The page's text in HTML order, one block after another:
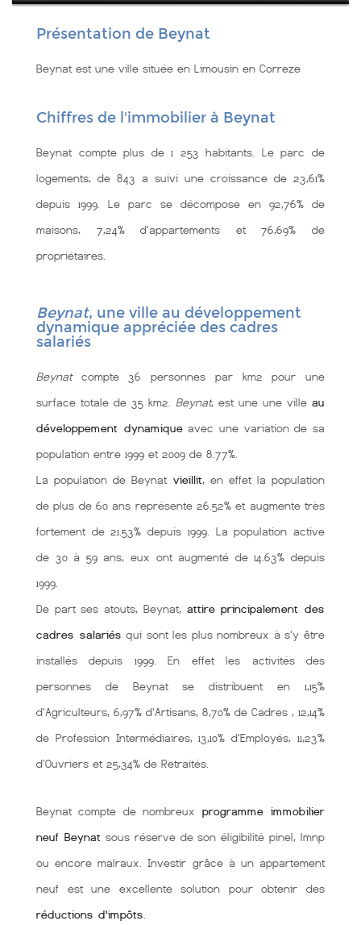
Présentation de Beynat
Beynat est une ville située en Limousin en Correze
Chiffres de l'immobilier à Beynat
Beynat compte plus de 1 253 habitants. Le parc de
logements, de 843 a suivi une croissance de 23,61%
depuis 1999. Le parc se décompose en 92,76% de
maisons, 7,24% d'appartements et 76,69% de
propriétaires.
Beynat, une ville au développement
dynamique appréciée des cadres
salariés
Beynatcompte 36 personnes par km2 pour une
surface totale de 35 km2. Beynat, est une une ville au
développement dynamiqueavec une variation de sa
population entre 1999 et 2009 de 8.77%.
La population de Beynat vieillit, en effet la population
de plus de 60 ans représente 26.52% et augmente très
fortement de 21.53% depuis 1999. La population active
de 30 à 59 ans, eux ont augmenté de 14.63% depuis
1999.
De part ses atouts, Beynat, attire principalement des
cadres salariés qui sont les plus nombreux à s'y être
installés depuis 1999. En effet les activités des
personnes de Beynat se distribuent en 1,15%
d'Agriculteurs, 6,97% d'Artisans, 8,70% de Cadres , 12,14%
de Profession Intermédiaires, 13,10% d'Employés, 11,23%
d'Ouvriers et 25,34% de Retraités.
Beynat compte de nombreux programme immobilier
neuf Beynat sous réserve de son éligibilité pinel, lmnp
ou encore malraux. Investir grâce à un appartement
neuf est une excellente solution pour obtenir des
réductions d'impôts